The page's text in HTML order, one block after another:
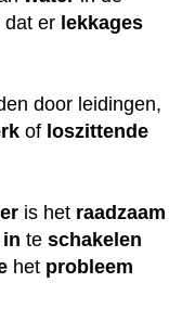
dat er lekkages
door leidingen,
of loszittende
is het raadzaam
in te schakelen
het probleem